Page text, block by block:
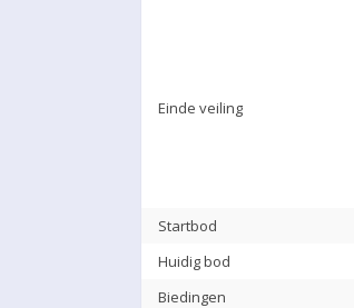
Einde veiling
Startbod
Huidig bod
Biedingen